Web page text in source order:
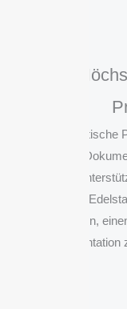
Pharmazeutische
Reinheit,
INTEC
gefertigte
Produktion,